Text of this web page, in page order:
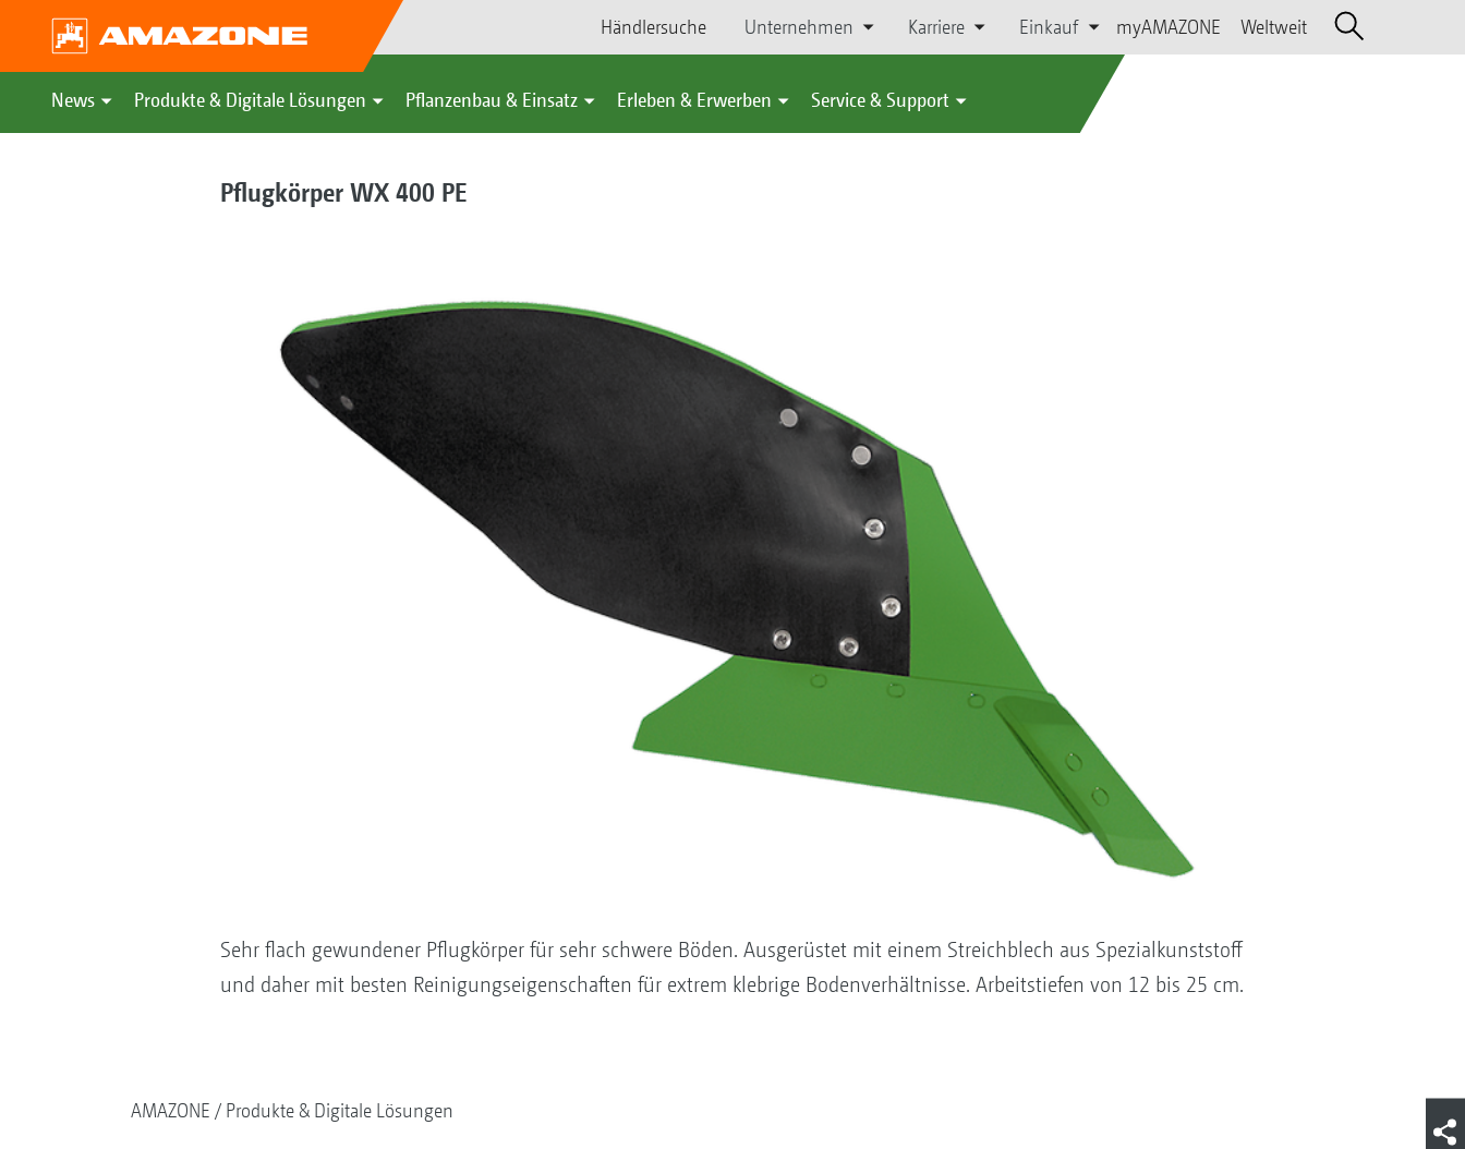
Händlersuche Unternehmen Karriere Einkauf myAMAZONE Weltweit
News Produkte & Digitale Lösungen Pflanzenbau & Einsatz Erleben & Erwerben Service & Support
Pflugkörper WX 400 PE
Sehr flach gewundener Pflugkörper für sehr schwere ­Böden. Ausgerüstet mit einem Streichblech aus Spezialkunststoff
und daher mit besten Reinigungseigenschaften für extrem klebrige Bodenverhältnisse. Arbeitstiefen von 12 bis 25 cm.
AMAZONE Produkte & Digitale Lösungen